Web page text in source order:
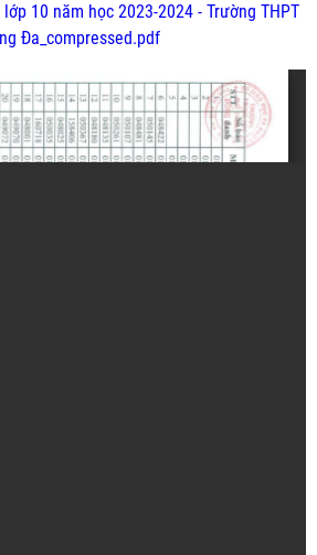
10 năm học 2023-2024 - Trường THPT
Đa_compressed.pdf